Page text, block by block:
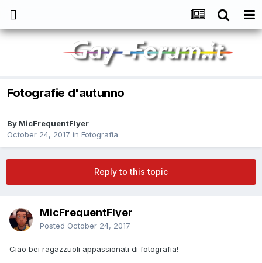
Fotografie d'autunno
By MicFrequentFlyer
October 24, 2017 in Fotografia
Reply to this topic
MicFrequentFlyer
Posted October 24, 2017
Ciao bei ragazzuoli appassionati di fotografia!